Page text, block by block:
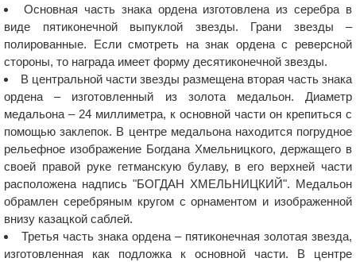
Основная часть знака ордена изготовлена из серебра в
виде пятиконечной выпуклой звезды. Грани звезды –
полированные. Если смотреть на знак ордена с реверсной
стороны, то награда имеет форму десятиконечной звезды.
В центральной части звезды размещена вторая часть знака
ордена – изготовленный из золота медальон. Диаметр
медальона – 24 миллиметра, к основной части он крепиться с
помощью заклепок. В центре медальона находится погрудное
рельефное изображение Богдана Хмельницкого, держащего в
своей правой руке гетманскую булаву, в его верхней части
расположена надпись "БОГДАН ХМЕЛЬНИЦКИЙ". Медальон
обрамлен серебряным кругом с орнаментом и изображенной
внизу казацкой саблей.
Третья часть знака ордена – пятиконечная золотая звезда,
изготовленная как подложка к основной части. В центре